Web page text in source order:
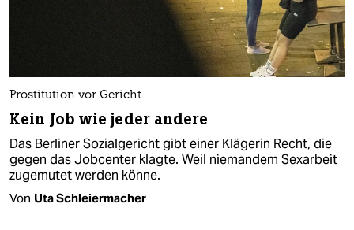
Prostitution vor Gericht
Kein Job wie jeder andere
Das Berliner Sozialgericht gibt einer Klägerin Recht, die
gegen das Jobcenter klagte. Weil niemandem Sexarbeit
zugemutet werden könne.
Von Uta Schleiermacher